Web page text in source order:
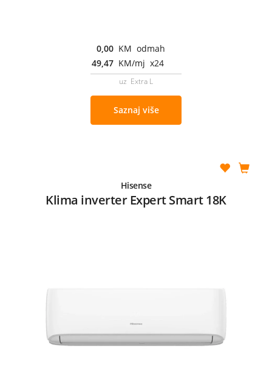
0,00 KM odmah
49,47 KM/mj x24
uz Extra L
Saznaj više
Hisense
Klima inverter Expert Smart 18K